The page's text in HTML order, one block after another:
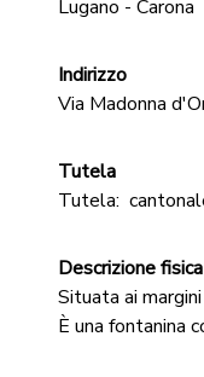
Lugano - Carona
Indirizzo
Via Madonna
Tutela
Tutela:
Descrizione fisica
Situata ai
È una fontanina